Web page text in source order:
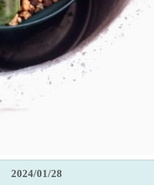
2024/01/28